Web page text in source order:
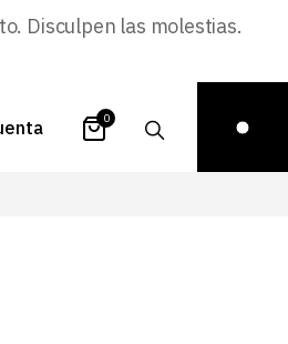
Disculpen las molestias.
0